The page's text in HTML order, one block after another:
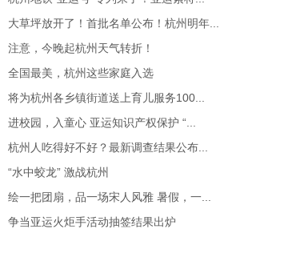
大草坪放开了！首批名单公布！杭州明年...
注意，今晚起杭州天气转折！
全国最美，杭州这些家庭入选
将为杭州各乡镇街道送上育儿服务100...
进校园，入童心 亚运知识产权保护 “...
杭州人吃得好不好？最新调查结果公布...
“水中蛟龙” 激战杭州
绘一把团扇，品一场宋人风雅 暑假，一...
争当亚运火炬手活动抽签结果出炉